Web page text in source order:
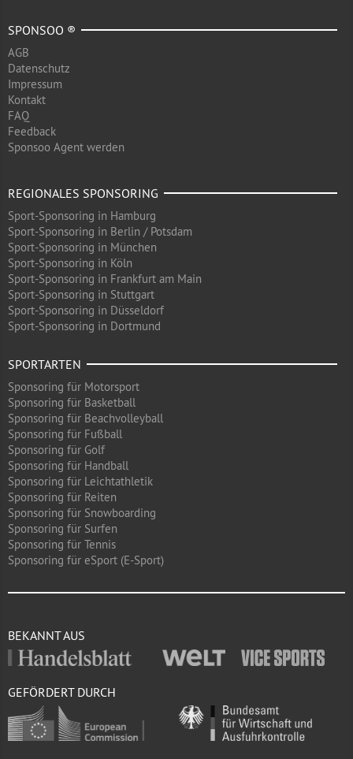
SPONSOO ®
AGB
Datenschutz
Impressum
Kontakt
FAQ
Feedback
Sponsoo Agent werden
REGIONALES SPONSORING
Sport-Sponsoring in Hamburg
Sport-Sponsoring in Berlin / Potsdam
Sport-Sponsoring in München
Sport-Sponsoring in Köln
Sport-Sponsoring in Frankfurt am Main
Sport-Sponsoring in Stuttgart
Sport-Sponsoring in Düsseldorf
Sport-Sponsoring in Dortmund
SPORTARTEN
Sponsoring für Motorsport
Sponsoring für Basketball
Sponsoring für Beachvolleyball
Sponsoring für Fußball
Sponsoring für Golf
Sponsoring für Handball
Sponsoring für Leichtathletik
Sponsoring für Reiten
Sponsoring für Snowboarding
Sponsoring für Surfen
Sponsoring für Tennis
Sponsoring für eSport (E-Sport)
BEKANNT AUS
GEFÖRDERT DURCH